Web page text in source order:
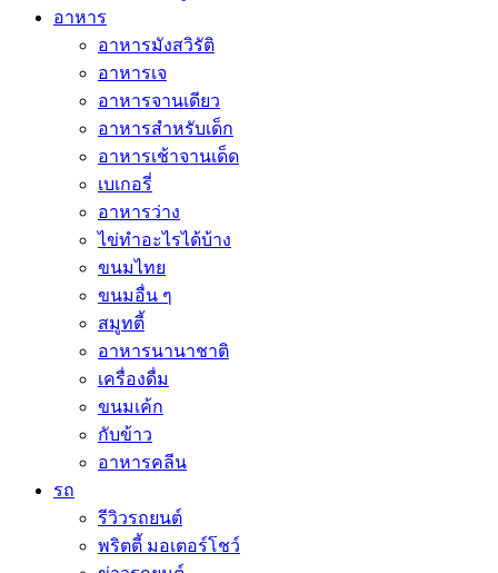
อาหาร
อาหารมังสวิรัติ
อาหารเจ
อาหารจานเดียว
อาหารสำหรับเด็ก
อาหารเช้าจานเด็ด
เบเกอรี่
อาหารว่าง
ไข่ทำอะไรได้บ้าง
ขนมไทย
ขนมอื่น ๆ
สมูทตี้
อาหารนานาชาติ
เครื่องดื่ม
ขนมเค้ก
กับข้าว
อาหารคลีน
รถ
รีวิวรถยนต์
พริตตี้ มอเตอร์โชว์